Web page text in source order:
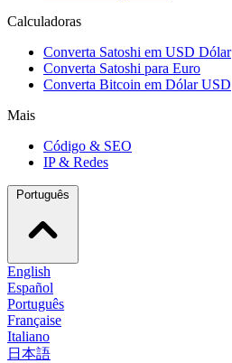
Calculadoras
Converta Satoshi em USD Dólar
Converta Satoshi para Euro
Converta Bitcoin em Dólar USD
Mais
Código & SEO
IP & Redes
English
Español
Português
Française
Italiano
日本語